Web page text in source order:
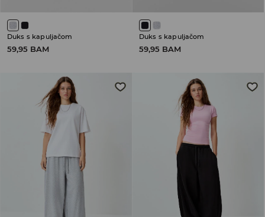
Duks s kapuljačom
59,95 BAM
Duks s kapuljačom
59,95 BAM